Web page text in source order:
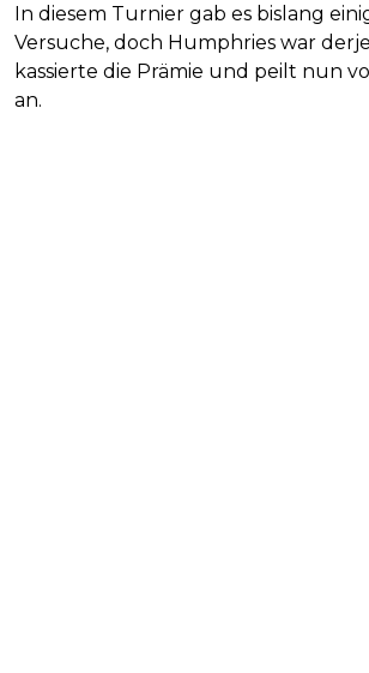
In diesem Turnier gab es bislang
Versuche, doch Humphries war
kassierte die Prämie und peilt nun
an.